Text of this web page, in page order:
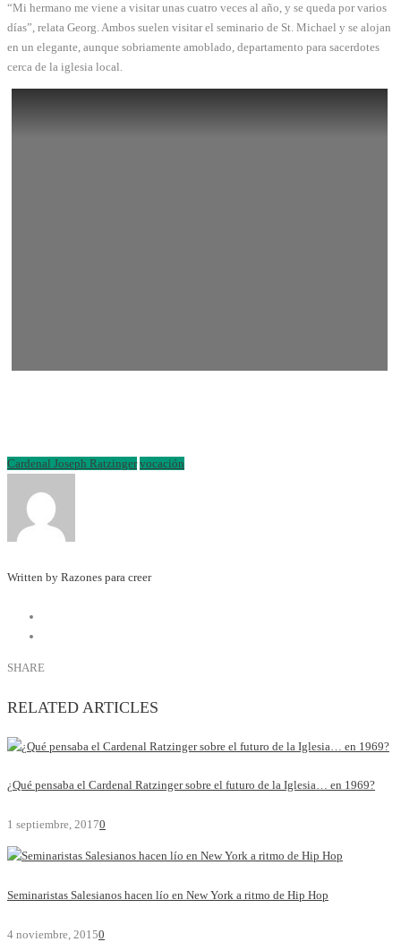
“Mi hermano me viene a visitar unas cuatro veces al año, y se queda por varios
días”, relata Georg. Ambos suelen visitar el seminario de St. Michael y se alojan
en un elegante, aunque sobriamente amoblado, departamento para sacerdotes
cerca de la iglesia local.
Cardenal Joseph Ratzinger vocación
Written by Razones para creer
SHARE
RELATED ARTICLES
¿Qué pensaba el Cardenal Ratzinger sobre el futuro de la Iglesia… en 1969?
1 septiembre, 20170
Seminaristas Salesianos hacen lío en New York a ritmo de Hip Hop
4 noviembre, 20150